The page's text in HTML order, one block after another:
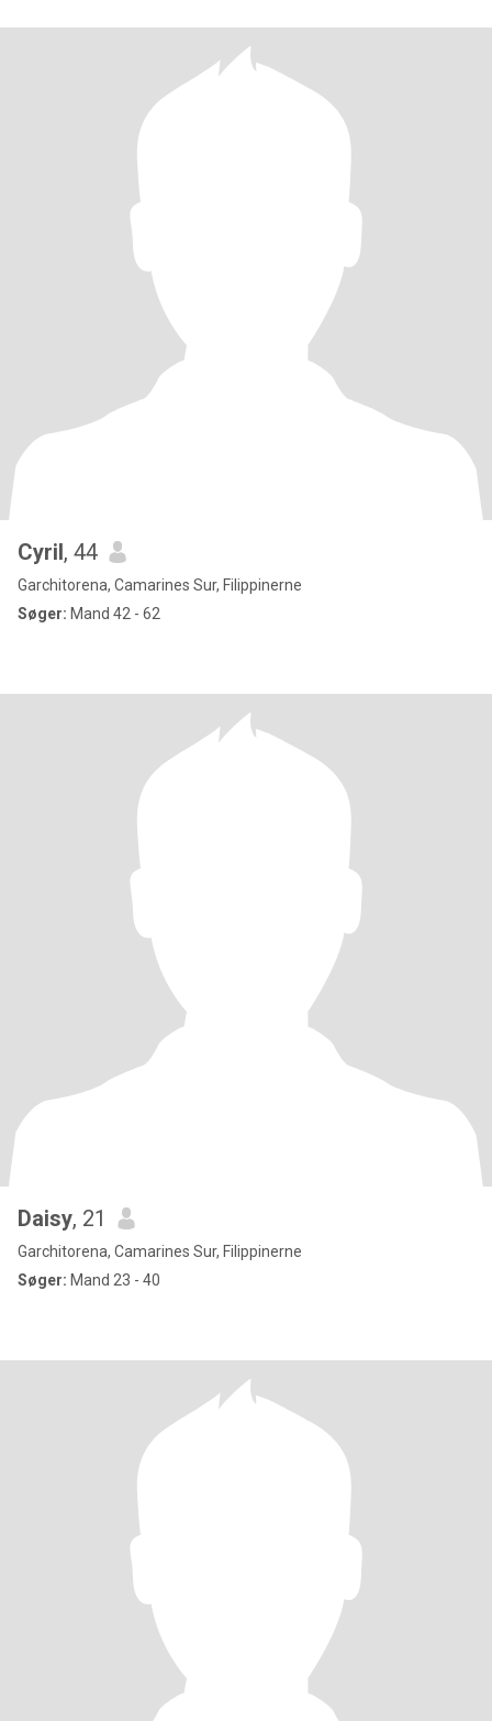
Cyril, 44
Garchitorena, Camarines Sur, Filippinerne
Søger: Mand 42 - 62
Daisy, 21
Garchitorena, Camarines Sur, Filippinerne
Søger: Mand 23 - 40